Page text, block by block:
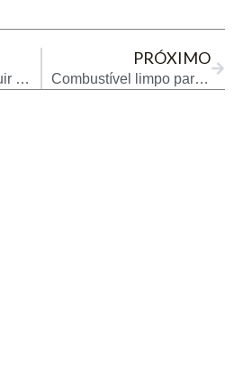
PepsiCo vai substituir combustíveis fósseis por biometano em fábricas e caminhões
PRÓXIMO
Combustível limpo para avião atrai gigantes do mercado enquanto produção patina